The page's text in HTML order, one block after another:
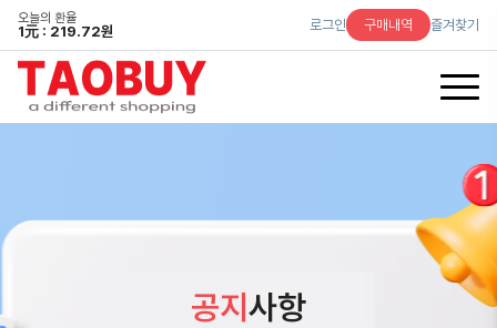
오늘의 환율
1元 : 219.72원 로그인 구매내역 즐겨찾기
공지 사항